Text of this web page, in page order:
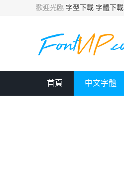
歡迎光臨 字型下載 字體下載
首頁 中文字體